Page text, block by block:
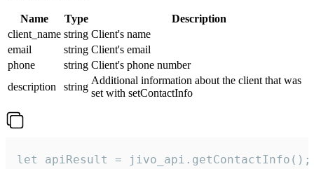
Name Type
Description
client_name string Client's name
email
string Client's email
phone
string Client's phone number
description
string
Additional information about the client that was
set with setContactInfo
let apiResult = jivo_api.getContactInfo();